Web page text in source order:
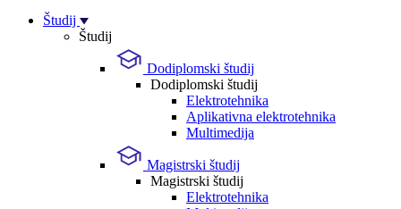
Študij
Študij
Dodiplomski študij
Dodiplomski študij
Elektrotehnika
Aplikativna elektrotehnika
Multimedija
Magistrski študij
Magistrski študij
Elektrotehnika